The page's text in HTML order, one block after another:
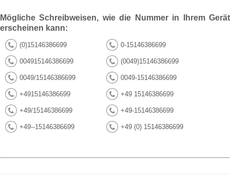
Mögliche Schreibweisen, wie die Nummer in Ihrem Gerät
erscheinen kann:
(0)15146386699 0-15146386699
004915146386699 (0049)15146386699
0049/15146386699 0049-15146386699
+4915146386699 +49 15146386699
+49/15146386699 +49-15146386699
+49--15146386699 +49 (0) 15146386699